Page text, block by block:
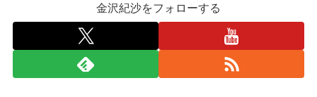
金沢紀沙をフォローする